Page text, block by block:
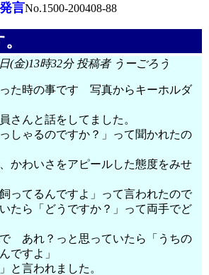
言No.1500-200408-88
(金)13時32分 投稿者 うーごろう
た時の事です 写真からキーホルダ
さんと話をしてました。
しゃるのですか？」って聞かれたの
かわいさをアピールした態度をみせ
ってるんですよ」って言われたので
たら「どうですか？」って両手でど
あれ？っと思っていたら「うちの
ですよ」
と言われました。